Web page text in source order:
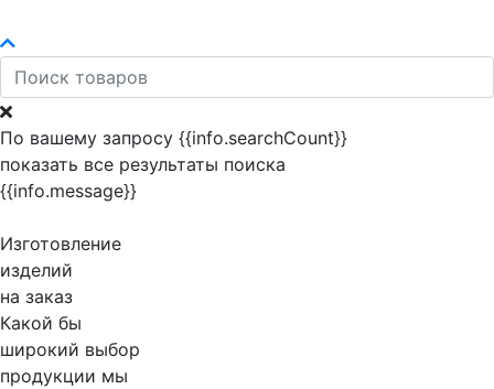
По вашему запросу {{info.searchCount}}
показать все результаты поиска
{{info.message}}
Изготовление
изделий
на заказ
Какой бы
широкий выбор
продукции мы